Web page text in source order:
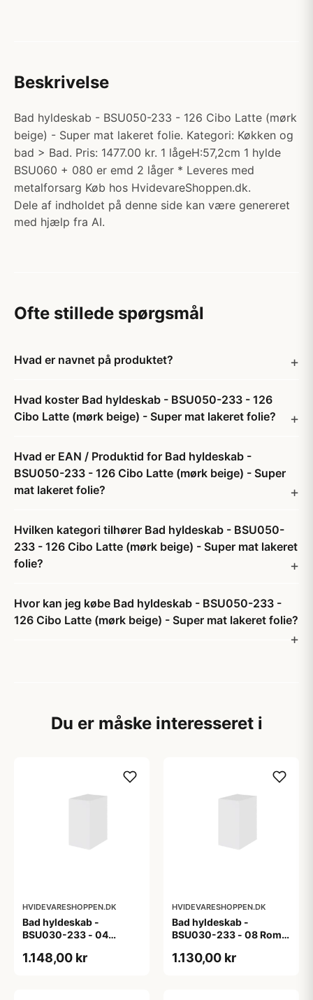
Beskrivelse
Bad hyldeskab - BSU050-233 - 126 Cibo Latte (mørk
beige) - Super mat lakeret folie. Kategori: Køkken og
bad > Bad. Pris: 1477.00 kr. 1 lågeH:57,2cm 1 hylde
BSU060 + 080 er emd 2 låger * Leveres med
metalforsarg Køb hos HvidevareShoppen.dk.
Dele af indholdet på denne side kan være genereret
med hjælp fra AI.
Ofte stillede spørgsmål
Hvad er navnet på produktet?
Hvad koster Bad hyldeskab - BSU050-233 - 126
Cibo Latte (mørk beige) - Super mat lakeret folie?
Hvad er EAN / Produktid for Bad hyldeskab -
BSU050-233 - 126 Cibo Latte (mørk beige) - Super
mat lakeret folie?
Hvilken kategori tilhører Bad hyldeskab - BSU050-
233 - 126 Cibo Latte (mørk beige) - Super mat lakeret
folie?
Hvor kan jeg købe Bad hyldeskab - BSU050-233 -
126 Cibo Latte (mørk beige) - Super mat lakeret folie?
Du er måske interesseret i
HVIDEVARESHOPPEN.DK
Bad hyldeskab -
BSU030-233 - 04
1.148,00 kr
HVIDEVARESHOPPEN.DK
Bad hyldeskab -
BSU030-233 - 08 Roma
1.130,00 kr